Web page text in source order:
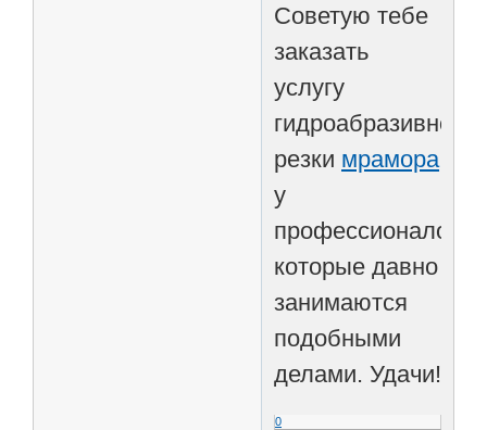
Советую тебе
заказать
услугу
гидроабразивной
резки мрамора
у
профессионалов,
которые давно
занимаются
подобными
делами. Удачи!
0